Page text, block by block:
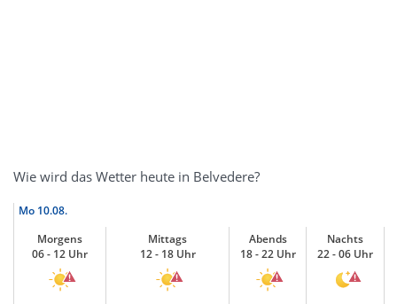
Wie wird das Wetter heute in Belvedere?
Mo 10.08.
Morgens
06 - 12 Uhr
Mittags
12 - 18 Uhr
Abends
18 - 22 Uhr
Nachts
22 - 06 Uhr